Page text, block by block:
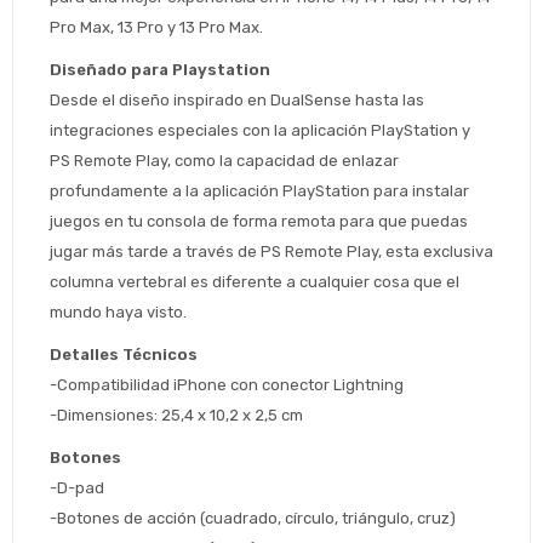
Pro Max, 13 Pro y 13 Pro Max.
Diseñado para Playstation
Desde el diseño inspirado en DualSense hasta las
integraciones especiales con la aplicación PlayStation y
PS Remote Play, como la capacidad de enlazar
profundamente a la aplicación PlayStation para instalar
juegos en tu consola de forma remota para que puedas
jugar más tarde a través de PS Remote Play, esta exclusiva
columna vertebral es diferente a cualquier cosa que el
mundo haya visto.
Detalles Técnicos
-Compatibilidad iPhone con conector Lightning
-Dimensiones: 25,4 x 10,2 x 2,5 cm
Botones
-D-pad
-Botones de acción (cuadrado, círculo, triángulo, cruz)
Comprá ahora y Pagá
Después, hasta en 12
cuotas y sin tocar tu
tarjeta de crédito
* sujeto aprobación crediticia
Cédula de identidad
Celular
Fecha de nacimiento
Volver al inicio
Estimado/a
Estás calificado para comprar usando Pago
Después.
para comprar en las cuotas
Elegí tus productos preferidos
el inconveniente, por cualquier duda
contactanos en
Por favor intenta nuevamente mas tarde.